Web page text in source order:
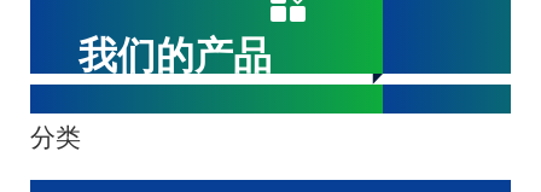
我们的产品
分类